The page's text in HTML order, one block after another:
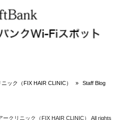
ック（FIX HAIR CLINIC） » Staff Blog
クリニック（FIX HAIR CLINIC） All rights